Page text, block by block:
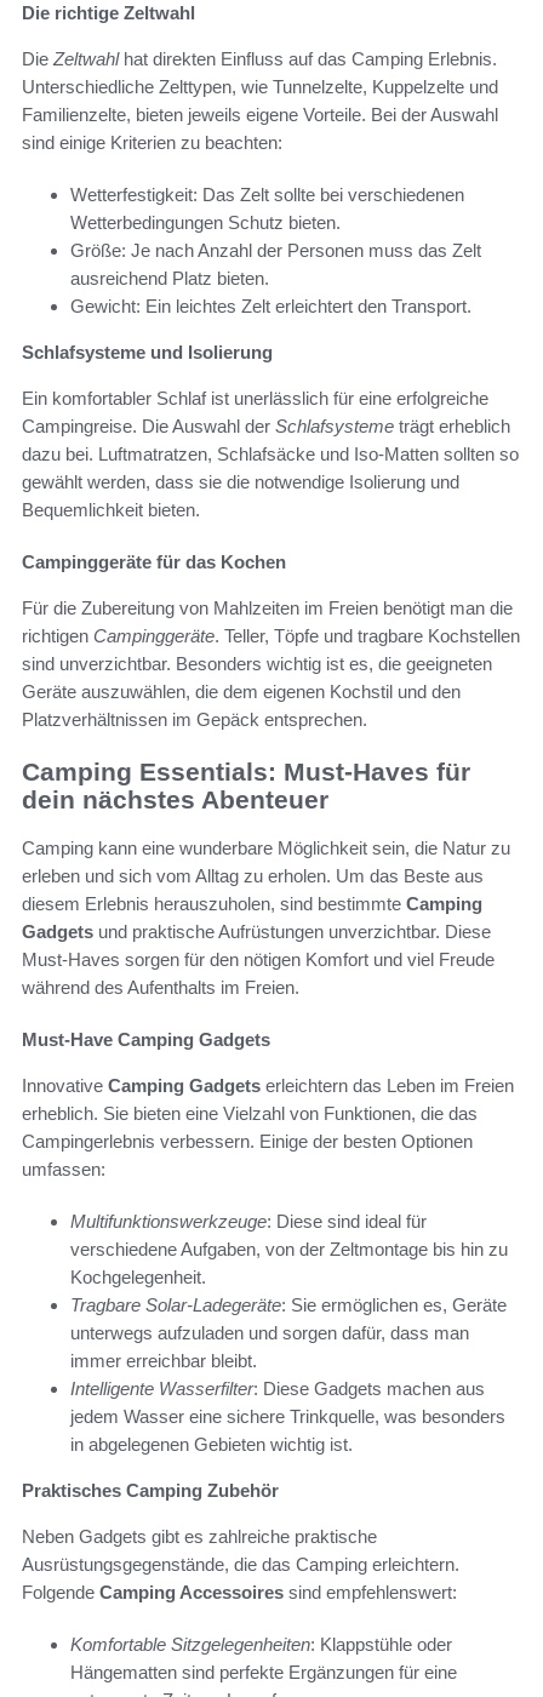
Die richtige Zeltwahl
Die Zeltwahlhat direkten Einfluss auf das Camping Erlebnis.
Unterschiedliche Zelttypen, wie Tunnelzelte, Kuppelzelte und
Familienzelte, bieten jeweils eigene Vorteile. Bei der Auswahl
sind einige Kriterien zu beachten:
Wetterfestigkeit: Das Zelt sollte bei verschiedenen
Wetterbedingungen Schutz bieten.
Größe: Je nach Anzahl der Personen muss das Zelt
ausreichend Platz bieten.
Gewicht: Ein leichtes Zelt erleichtert den Transport.
Schlafsysteme und Isolierung
Ein komfortabler Schlaf ist unerlässlich für eine erfolgreiche
Campingreise. Die Auswahl der Schlafsysteme trägt erheblich
dazu bei. Luftmatratzen, Schlafsäcke und Iso-Matten sollten so
gewählt werden, dass sie die notwendige Isolierung und
Bequemlichkeit bieten.
Campinggeräte für das Kochen
Für die Zubereitung von Mahlzeiten im Freien benötigt man die
richtigen Campinggeräte. Teller, Töpfe und tragbare Kochstellen
sind unverzichtbar. Besonders wichtig ist es, die geeigneten
Geräte auszuwählen, die dem eigenen Kochstil und den
Platzverhältnissen im Gepäck entsprechen.
Camping Essentials: Must-Haves für
dein nächstes Abenteuer
Camping kann eine wunderbare Möglichkeit sein, die Natur zu
erleben und sich vom Alltag zu erholen. Um das Beste aus
diesem Erlebnis herauszuholen, sind bestimmte Camping
Gadgets und praktische Aufrüstungen unverzichtbar. Diese
Must-Haves sorgen für den nötigen Komfort und viel Freude
während des Aufenthalts im Freien.
Must-Have Camping Gadgets
Innovative Camping Gadgets erleichtern das Leben im Freien
erheblich. Sie bieten eine Vielzahl von Funktionen, die das
Campingerlebnis verbessern. Einige der besten Optionen
umfassen:
Multifunktionswerkzeuge: Diese sind ideal für
verschiedene Aufgaben, von der Zeltmontage bis hin zu
Kochgelegenheit.
Tragbare Solar-Ladegeräte: Sie ermöglichen es, Geräte
unterwegs aufzuladen und sorgen dafür, dass man
immer erreichbar bleibt.
Intelligente Wasserfilter: Diese Gadgets machen aus
jedem Wasser eine sichere Trinkquelle, was besonders
in abgelegenen Gebieten wichtig ist.
Praktisches Camping Zubehör
Neben Gadgets gibt es zahlreiche praktische
Ausrüstungsgegenstände, die das Camping erleichtern.
Folgende Camping Accessoires sind empfehlenswert:
Komfortable Sitzgelegenheiten: Klappstühle oder
Hängematten sind perfekte Ergänzungen für eine